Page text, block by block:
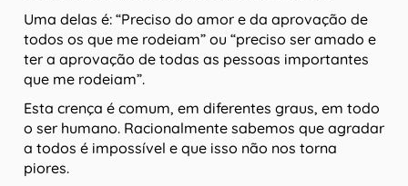
Uma delas é: “Preciso do amor e da aprovação de
todos os que me rodeiam” ou “preciso ser amado e
ter a aprovação de todas as pessoas importantes
que me rodeiam”.
Esta crença é comum, em diferentes graus, em todo
o ser humano. Racionalmente sabemos que agradar
a todos é impossível e que isso não nos torna
piores.